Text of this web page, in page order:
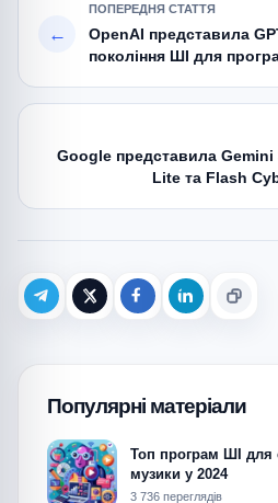
TelegramX (Twitter)FacebookLinkedIn
AI-моделях.
←
ПОПЕРЕДНЯ СТАТТЯ
OpenAI представила
покоління ШІ для
Google представила
Lite та Flash
Популярні матеріали
Топ програм ШІ для
музики у 2024
3 736 переглядів